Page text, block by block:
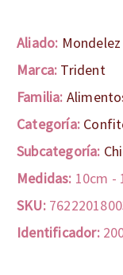
Aliado: Mondelez
Marca: Trident
Familia:
Categoría:
Subcategoría:
Medidas: 10cm -
SKU:
Identificador: